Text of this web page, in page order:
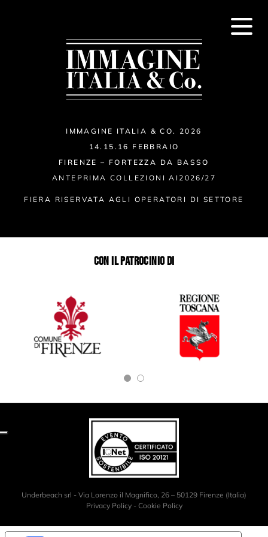
IMMAGINE ITALIA & CO. 2026
14.15.16 FEBBRAIO
FIRENZE – FORTEZZA DA BASSO
ANTEPRIMA COLLEZIONI AI2026/27
FIERA RISERVATA AGLI OPERATORI DI SETTORE
CON IL PATROCINIO DI
Underbeach srl - Via Lorenzo il Magnifico, 26 – 50129 Firenze (Italia)
Privacy Policy- Cookie Policy